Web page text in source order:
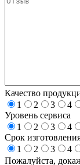
Качество
1
2 3 4
Уровень сервиса
1
2 3 4
Срок
1
2 3 4
Пожалуйста,